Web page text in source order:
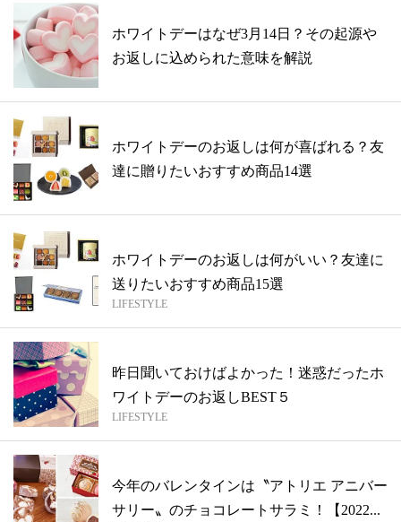
ホワイトデーはなぜ3月14日？その起源や
お返しに込められた意味を解説
ホワイトデーのお返しは何が喜ばれる？友
達に贈りたいおすすめ商品14選
ホワイトデーのお返しは何がいい？友達に
送りたいおすすめ商品15選
LIFESTYLE
昨日聞いておけばよかった！迷惑だったホ
ワイトデーのお返しBEST５
LIFESTYLE
今年のバレンタインは〝アトリエ アニバー
サリー〟のチョコレートサラミ！【2022...